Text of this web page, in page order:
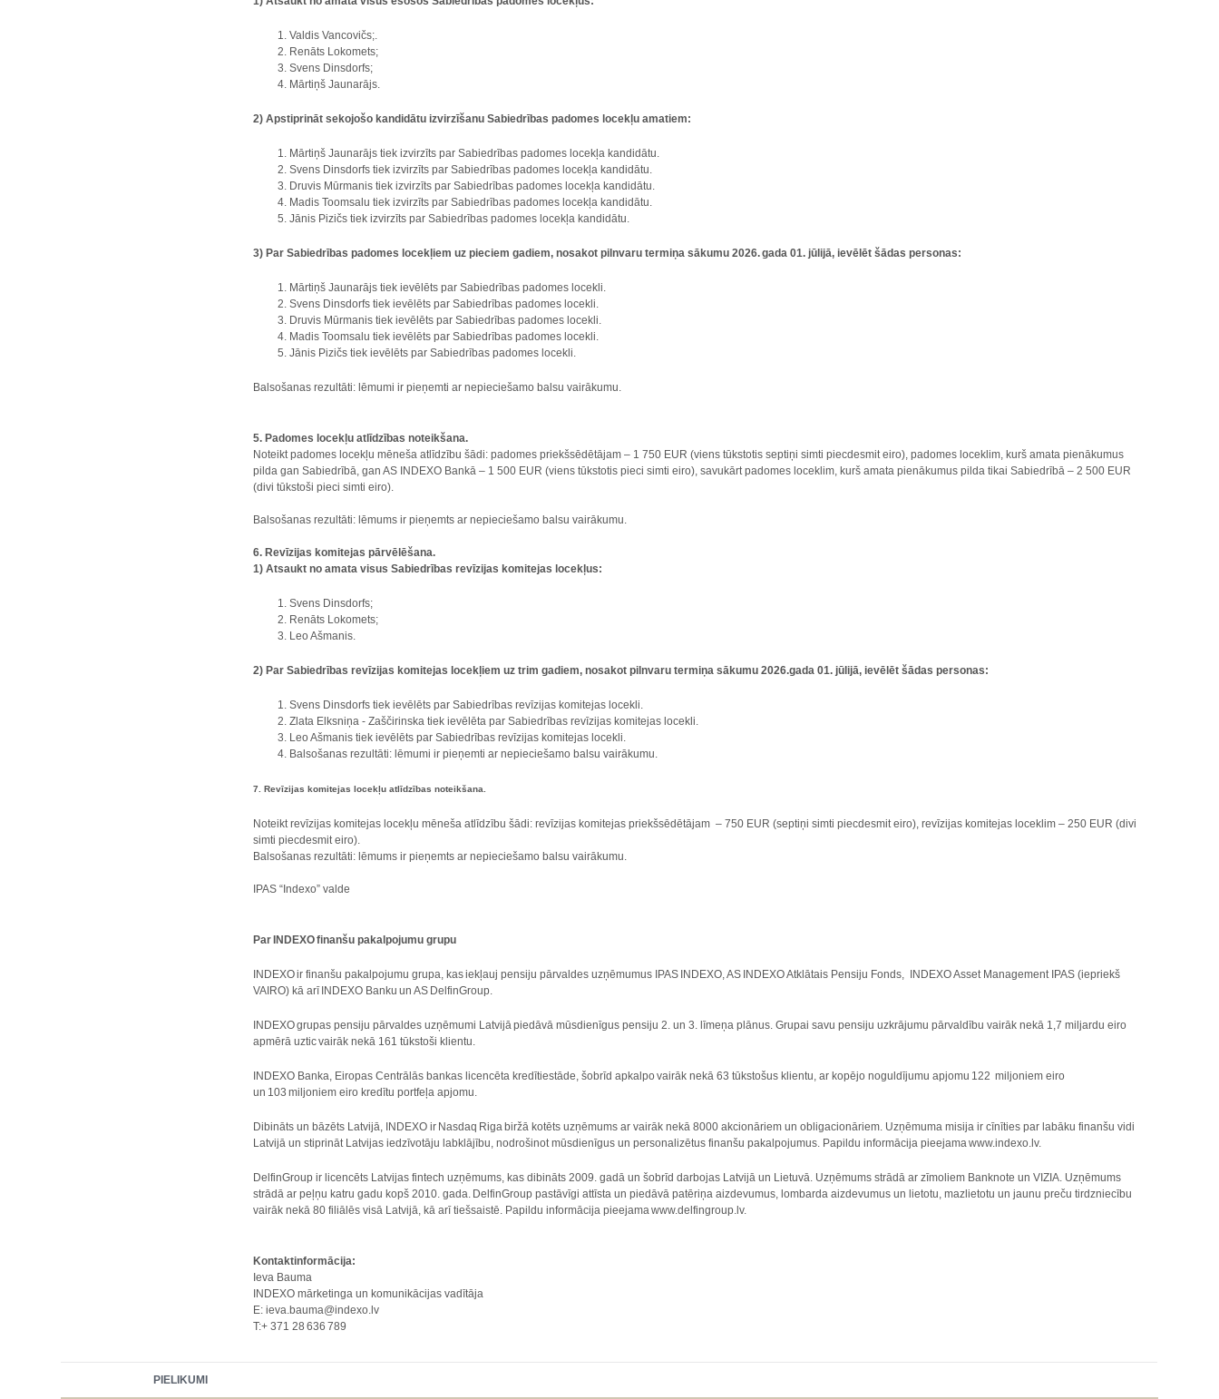
Valdis Vancovičs;.
Renāts Lokomets;
Svens Dinsdorfs;
Mārtiņš Jaunarājs.
2) Apstiprināt sekojošo kandidātu izvirzīšanu Sabiedrības padomes locekļu amatiem:
Mārtiņš Jaunarājs tiek izvirzīts par Sabiedrības padomes locekļa kandidātu.
Svens Dinsdorfs tiek izvirzīts par Sabiedrības padomes locekļa kandidātu.
Druvis Mūrmanis tiek izvirzīts par Sabiedrības padomes locekļa kandidātu.
Madis Toomsalu tiek izvirzīts par Sabiedrības padomes locekļa kandidātu.
Jānis Pizičs tiek izvirzīts par Sabiedrības padomes locekļa kandidātu.
3) Par Sabiedrības padomes locekļiem uz pieciem gadiem, nosakot pilnvaru termiņa sākumu 2026. gada 01. jūlijā, ievēlēt šādas personas:
Mārtiņš Jaunarājs tiek ievēlēts par Sabiedrības padomes locekli.
Svens Dinsdorfs tiek ievēlēts par Sabiedrības padomes locekli.
Druvis Mūrmanis tiek ievēlēts par Sabiedrības padomes locekli.
Madis Toomsalu tiek ievēlēts par Sabiedrības padomes locekli.
Jānis Pizičs tiek ievēlēts par Sabiedrības padomes locekli.
Balsošanas rezultāti: lēmumi ir pieņemti ar nepieciešamo balsu vairākumu.
5. Padomes locekļu atlīdzības noteikšana.
Noteikt padomes locekļu mēneša atlīdzību šādi: padomes priekšsēdētājam – 1 750 EUR (viens tūkstotis septiņi simti piecdesmit eiro), padomes loceklim, kurš amata pienākumus
pilda gan Sabiedrībā, gan AS INDEXO Bankā – 1 500 EUR (viens tūkstotis pieci simti eiro), savukārt padomes loceklim, kurš amata pienākumus pilda tikai Sabiedrībā – 2 500 EUR
(divi tūkstoši pieci simti eiro).
Balsošanas rezultāti: lēmums ir pieņemts ar nepieciešamo balsu vairākumu.
6. Revīzijas komitejas pārvēlēšana.
1) Atsaukt no amata visus Sabiedrības revīzijas komitejas locekļus:
Svens Dinsdorfs;
Renāts Lokomets;
Leo Ašmanis.
2) Par Sabiedrības revīzijas komitejas locekļiem uz trim gadiem, nosakot pilnvaru termiņa sākumu 2026.gada 01. jūlijā, ievēlēt šādas personas:
Svens Dinsdorfs tiek ievēlēts par Sabiedrības revīzijas komitejas locekli.
Zlata Elksniņa - Zaščirinska tiek ievēlēta par Sabiedrības revīzijas komitejas locekli.
Leo Ašmanis tiek ievēlēts par Sabiedrības revīzijas komitejas locekli.
Balsošanas rezultāti: lēmumi ir pieņemti ar nepieciešamo balsu vairākumu.
7. Revīzijas komitejas locekļu atlīdzības noteikšana.
Noteikt revīzijas komitejas locekļu mēneša atlīdzību šādi: revīzijas komitejas priekšsēdētājam – 750 EUR (septiņi simti piecdesmit eiro), revīzijas komitejas loceklim – 250 EUR (divi
simti piecdesmit eiro).
Balsošanas rezultāti: lēmums ir pieņemts ar nepieciešamo balsu vairākumu.
IPAS “Indexo” valde
Par INDEXO finanšu pakalpojumu grupu
INDEXO ir finanšu pakalpojumu grupa, kas iekļauj pensiju pārvaldes uzņēmumus IPAS INDEXO, AS INDEXO Atklātais Pensiju Fonds, INDEXO Asset Management IPAS (iepriekš
VAIRO) kā arī INDEXO Banku un AS DelfinGroup.
INDEXO grupas pensiju pārvaldes uzņēmumi Latvijā piedāvā mūsdienīgus pensiju 2. un 3. līmeņa plānus. Grupai savu pensiju uzkrājumu pārvaldību vairāk nekā 1,7 miljardu eiro
apmērā uztic vairāk nekā 161 tūkstoši klientu.
INDEXO Banka, Eiropas Centrālās bankas licencēta kredītiestāde, šobrīd apkalpo vairāk nekā 63 tūkstošus klientu, ar kopējo noguldījumu apjomu 122 miljoniem eiro
un 103 miljoniem eiro kredītu portfeļa apjomu.
Dibināts un bāzēts Latvijā, INDEXO ir Nasdaq Riga biržā kotēts uzņēmums ar vairāk nekā 8000 akcionāriem un obligacionāriem. Uzņēmuma misija ir cīnīties par labāku finanšu vidi
Latvijā un stiprināt Latvijas iedzīvotāju labklājību, nodrošinot mūsdienīgus un personalizētus finanšu pakalpojumus. Papildu informācija pieejama www.indexo.lv.
DelfinGroup ir licencēts Latvijas fintech uzņēmums, kas dibināts 2009. gadā un šobrīd darbojas Latvijā un Lietuvā. Uzņēmums strādā ar zīmoliem Banknote un VIZIA. Uzņēmums
strādā ar peļņu katru gadu kopš 2010. gada. DelfinGroup pastāvīgi attīsta un piedāvā patēriņa aizdevumus, lombarda aizdevumus un lietotu, mazlietotu un jaunu preču tirdzniecību
vairāk nekā 80 filiālēs visā Latvijā, kā arī tiešsaistē. Papildu informācija pieejama www.delfingroup.lv.
Kontaktinformācija:
Ieva Bauma
INDEXO mārketinga un komunikācijas vadītāja
E: ieva.bauma@indexo.lv
T:+ 371 28 636 789
PIELIKUMI